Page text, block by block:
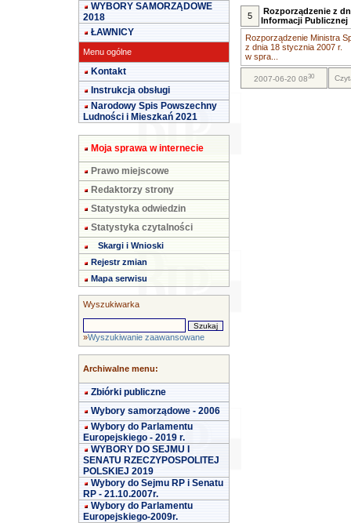
WYBORY SAMORZĄDOWE
2018
ŁAWNICY
Menu ogólne
Kontakt
Instrukcja obsługi
Narodowy Spis Powszechny
Ludności i Mieszkań 2021
Moja sprawa w internecie
Prawo miejscowe
Redaktorzy strony
Statystyka odwiedzin
Statystyka czytalności
Skargi i Wnioski
Rejestr zmian
Mapa serwisu
Wyszukiwarka
»Wyszukiwanie zaawansowane
Archiwalne menu:
Zbiórki publiczne
Wybory samorządowe - 2006
Wybory do Parlamentu
Europejskiego - 2019 r.
WYBORY DO SEJMU I
SENATU RZECZYPOSPOLITEJ
POLSKIEJ 2019
Wybory do Sejmu RP i Senatu
RP - 21.10.2007r.
Wybory do Parlamentu
Europejskiego-2009r.
5
Rozporządzenie z
Informacji Publicznej
Rozporządzenie Ministra
z dnia 18 stycznia 2007 r.
w spra...
2007-06-20 0830